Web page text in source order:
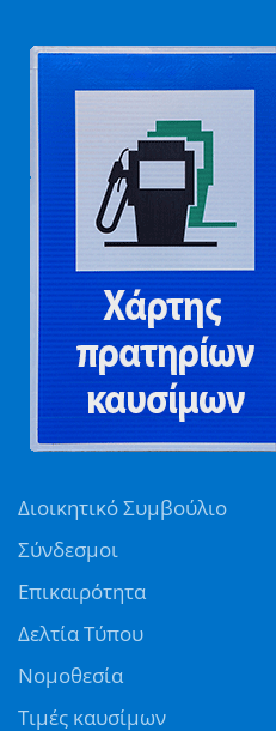
Διοικητικό Συμβούλιο
Σύνδεσμοι
Επικαιρότητα
Δελτία Τύπου
Νομοθεσία
Τιμές καυσίμων